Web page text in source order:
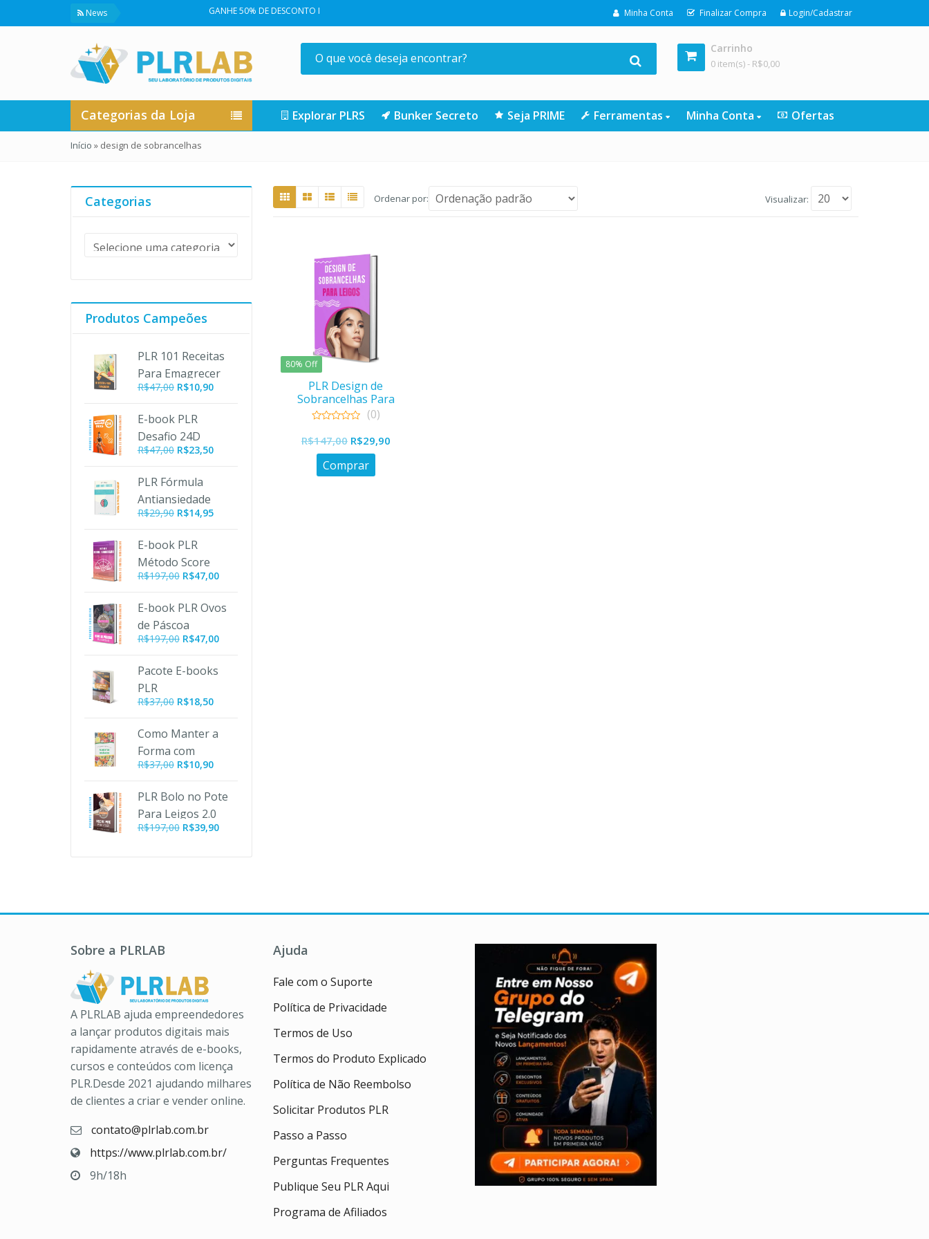
News GANHE 50% DE DESCONTO NA SUA PRIMEIRA COMPRA NA LOJA | CLIQUE AQUI Minha Conta Finalizar Compra Login/Cadastrar
Carrinho
0 item(s) - R$0,00
Categorias da Loja Explorar PLRS Bunker Secreto Seja PRIME Ferramentas Minha Conta Ofertas
Início » design de sobrancelhas
Ordenar por: Visualizar:
80% Off
PLR Design de
Sobrancelhas Para
Leigos
out
of
(0)
R$147,00 O
preço
original
R$29,90O
Comprar
Categorias
Produtos Campeões
PLR 101 Receitas
Para Emagrecer
R$47,00 O
original
era:
R$47,00.
R$10,90O
R$10,90.
E-book PLR
Desafio 24D
R$47,00 R$23,50
PLR Fórmula
Antiansiedade
R$29,90 R$14,95
E-book PLR
Método Score
Turbinado
R$197,00 O
original
R$197,00.
R$47,00O
atual
R$47,00.
E-book PLR Ovos
de Páscoa
R$197,00 O
original
R$197,00.
R$47,00O
Pacote E-books
PLR
Emagrecimento
R$37,00 R$18,50
Como Manter a
Forma com
Alimentos
R$37,00 O
original
era:
R$37,00.
R$10,90O
atual
é:
R$10,90.
PLR Bolo no Pote
Para Leigos 2.0
R$197,00 O
R$39,90O
Sobre a PLRLAB
A PLRLAB ajuda empreendedores
a lançar produtos digitais mais
rapidamente através de e-books,
cursos e conteúdos com licença
PLR.Desde 2021 ajudando milhares
de clientes a criar e vender online.
contato@plrlab.com.br
https://www.plrlab.com.br/
9h/18h
Ajuda
Fale com o Suporte
Política de Privacidade
Termos de Uso
Termos do Produto Explicado
Política de Não Reembolso
Solicitar Produtos PLR
Passo a Passo
Perguntas Frequentes
Publique Seu PLR Aqui
Programa de Afiliados